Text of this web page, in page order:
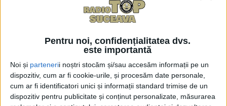
Pentru noi, confidențialitatea dvs.
este importantă
Noi și partenerii noștri stocăm și/sau accesăm informații pe un
dispozitiv, cum ar fi cookie-urile, și procesăm date personale,
cum ar fi identificatori unici și informații standard trimise de un
dispozitiv pentru publicitate și conținut personalizate, măsurarea
perioadă printr-un amplu proces de regenerare,
pentru a oferi cele mai bune condiții la începutul
Potrivit clubului, sînt efectuate lucrări de
scarificare, aerisire, însămînțare, nisipare și fertilizare
a suprafeței de joc. Reprezentanții Cetății au precizat
că pentru aceste intervenții colaborează cu firme și